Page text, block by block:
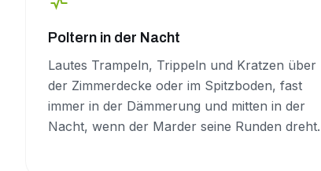
Poltern in der Nacht
Lautes Trampeln, Trippeln und Kratzen über
der Zimmerdecke oder im Spitzboden, fast
immer in der Dämmerung und mitten in der
Nacht, wenn der Marder seine Runden dreht.